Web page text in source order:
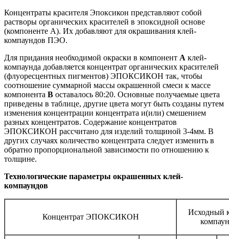
Концентраты красителя Эпоксикон представляют собой
растворы органических красителей в эпоксидной основе
(компоненте А). Их добавляют для окрашивания клей-
компаундов ПЭО.
Для придания необходимой окраски в компонент А клей-
компаунда добавляется концентрат органических красителей
(флуоресцентных пигментов) ЭПОКСИКОН так, чтобы
соотношение суммарной массы окрашенной смеси к массе
компонента В оставалось 80:20. Основные получаемые цвета
приведены в таблице, другие цвета могут быть созданы путем
изменения концентрации концентрата и(или) смешением
разных концентратов. Содержание концентратов
ЭПОКСИКОН рассчитано для изделий толщиной 3-4мм. В
других случаях количество концентрата следует изменить в
обратно пропорциональной зависимости по отношению к
толщине.
Технологические параметры окрашенных клей-
компаундов
Концентрат ЭПОКСИКОН
Исходный